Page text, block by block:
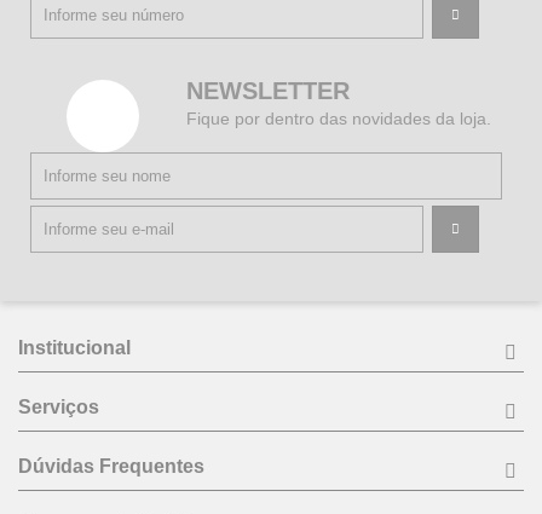
NEWSLETTER
Fique por dentro das novidades da loja.
Institucional
Serviços
Dúvidas Frequentes